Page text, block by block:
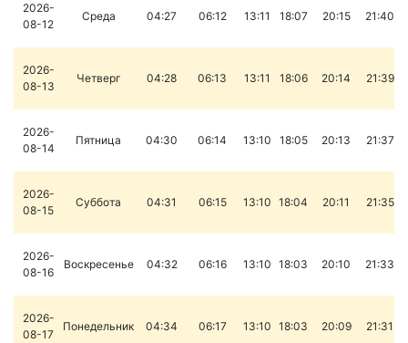
2026-
08-12
Среда 04:27 06:12 13:11 18:07 20:15 21:40
2026-
08-13
Четверг 04:28 06:13 13:11 18:06 20:14 21:39
2026-
08-14
Пятница 04:30 06:14 13:10 18:05 20:13 21:37
2026-
08-15
Суббота 04:31 06:15 13:10 18:04 20:11 21:35
2026-
08-16
Воскресенье 04:32 06:16 13:10 18:03 20:10 21:33
2026-
08-17
Понедельник 04:34 06:17 13:10 18:03 20:09 21:31